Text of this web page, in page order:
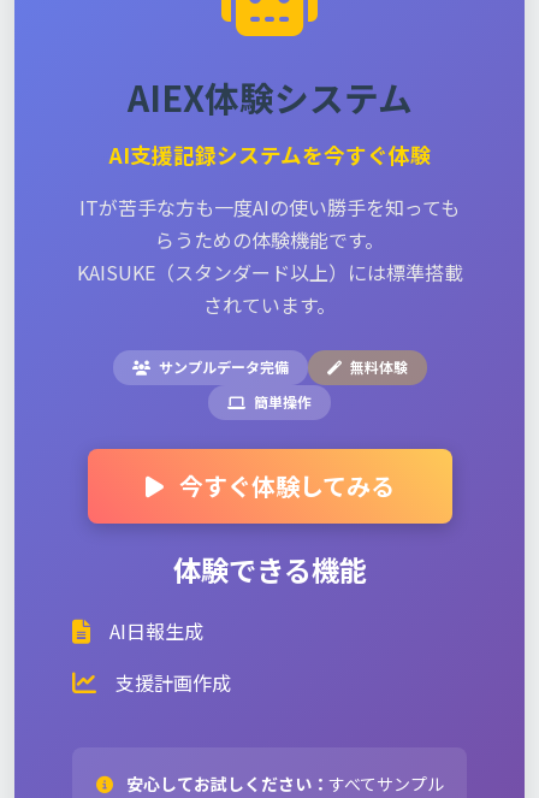
AIEX体験システム
AI支援記録システムを今すぐ体験
ITが苦手な方も一度AIの使い勝手を知っても
らうための体験機能です。
KAISUKE（スタンダード以上）には標準搭載
されています。
サンプルデータ完備
無料体験
簡単操作
今すぐ体験してみる
体験できる機能
AI日報生成
支援計画作成
安心してお試しください： すべてサンプル